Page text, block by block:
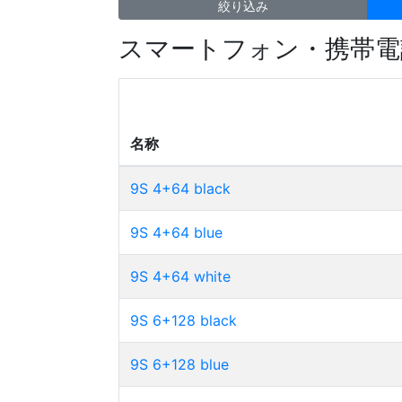
絞り込み
スマートフォン・携帯
名称
9S 4+64 black
9S 4+64 blue
9S 4+64 white
9S 6+128 black
9S 6+128 blue